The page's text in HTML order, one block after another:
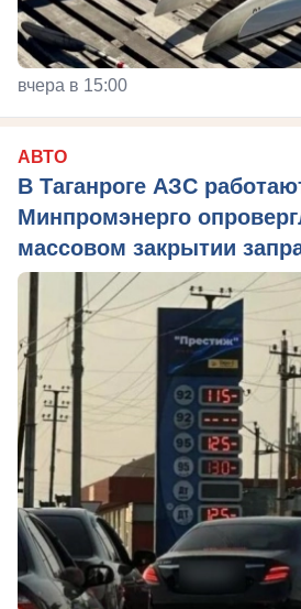
вчера в 15:00
АВТО
В Таганроге АЗС
Минпромэнерго
массовом закрытии